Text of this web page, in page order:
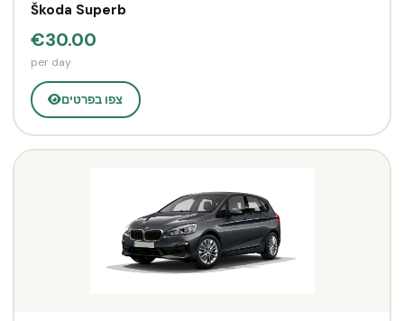
Škoda Superb
€30.00
per day
צפו בפרטים